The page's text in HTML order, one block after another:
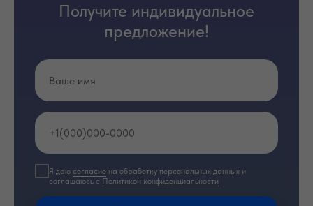
Получите индивидуальное
предложение!
Я даю согласие на обработку персональных данных и
соглашаюсь с Политикой конфиденциальности